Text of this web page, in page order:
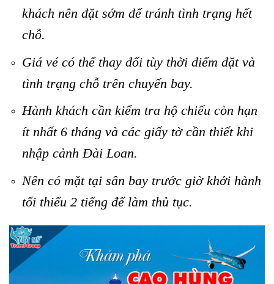
khách nên đặt sớm để tránh tình trạng hết
chỗ.
Giá vé có thể thay đổi tùy thời điểm đặt và
tình trạng chỗ trên chuyến bay.
Hành khách cần kiểm tra hộ chiếu còn hạn
ít nhất 6 tháng và các giấy tờ cần thiết khi
nhập cảnh Đài Loan.
Nên có mặt tại sân bay trước giờ khởi hành
tối thiểu 2 tiếng để làm thủ tục.